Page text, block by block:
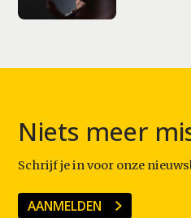
Niets meer
Schrijf je in voor onze
AANMELDEN